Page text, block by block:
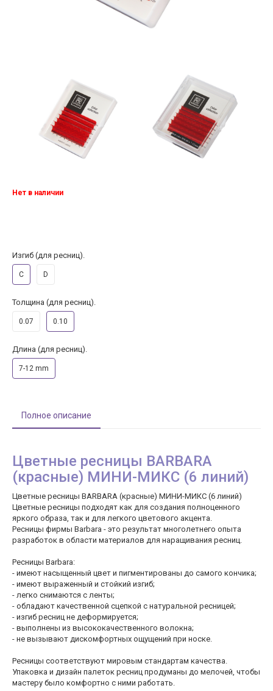
Нет в наличии
Изгиб (для ресниц).
C D
Толщина (для ресниц).
0.07 0.10
Длина (для ресниц).
7-12 mm
Полное описание
Цветные ресницы BARBARA
(красные) МИНИ-МИКС (6 линий)
Цветные ресницы BARBARA (красные) МИНИ-МИКС (6 линий)
Цветные ресницы подходят как для создания полноценного
яркого образа, так и для легкого цветового акцента.
Ресницы фирмы Barbara - это результат многолетнего опыта
разработок в области материалов для наращивания ресниц.
Ресницы Barbara:
- имеют насыщенный цвет и пигментированы до самого кончика;
- имеют выраженный и стойкий изгиб;
- легко снимаются с ленты;
- обладают качественной сцепкой с натуральной ресницей;
- изгиб ресниц не деформируется;
- выполнены из высококачественного волокна;
- не вызывают дискомфортных ощущений при носке.
Ресницы соответствуют мировым стандартам качества.
Упаковка и дизайн палеток ресниц продуманы до мелочей, чтобы
мастеру было комфортно с ними работать.